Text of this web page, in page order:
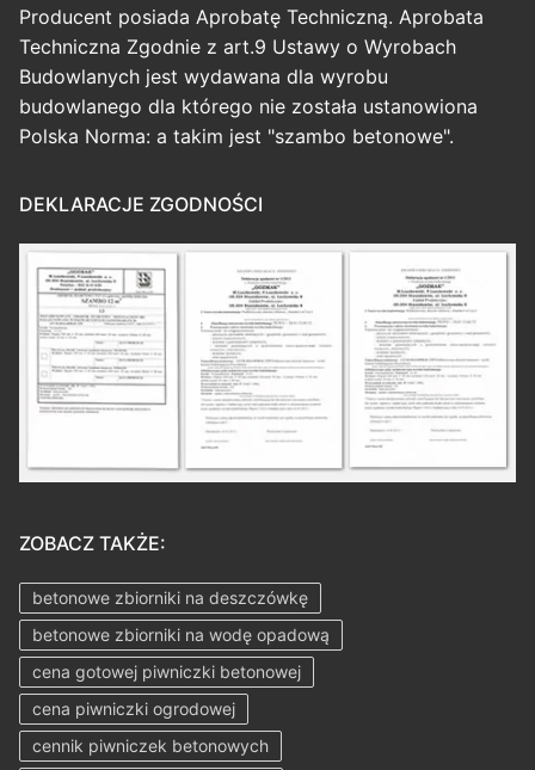
Producent posiada Aprobatę Techniczną. Aprobata
Techniczna Zgodnie z art.9 Ustawy o Wyrobach
Budowlanych jest wydawana dla wyrobu
budowlanego dla którego nie została ustanowiona
Polska Norma: a takim jest "szambo betonowe".
DEKLARACJE ZGODNOŚCI
ZOBACZ TAKŻE:
betonowe zbiorniki na deszczówkę
betonowe zbiorniki na wodę opadową
cena gotowej piwniczki betonowej
cena piwniczki ogrodowej
cennik piwniczek betonowych